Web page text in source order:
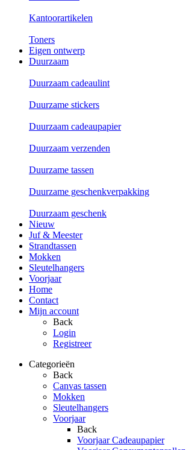
Kantoorartikelen
Toners
Eigen ontwerp
Duurzaam
Duurzaam cadeaulint
Duurzame stickers
Duurzaam cadeaupapier
Duurzaam verzenden
Duurzame tassen
Duurzame geschenkverpakking
Duurzaam geschenk
Nieuw
Juf & Meester
Strandtassen
Mokken
Sleutelhangers
Voorjaar
Home
Contact
Mijn account
Back
Login
Registreer
Categorieën
Back
Canvas tassen
Mokken
Sleutelhangers
Voorjaar
Back
Voorjaar Cadeaupapier